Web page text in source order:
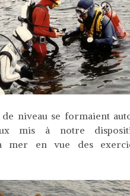
de niveau se formaient
mis à notre
mer en vue des